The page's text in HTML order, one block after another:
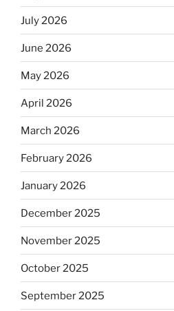
July 2026
June 2026
May 2026
April 2026
March 2026
February 2026
January 2026
December 2025
November 2025
October 2025
September 2025